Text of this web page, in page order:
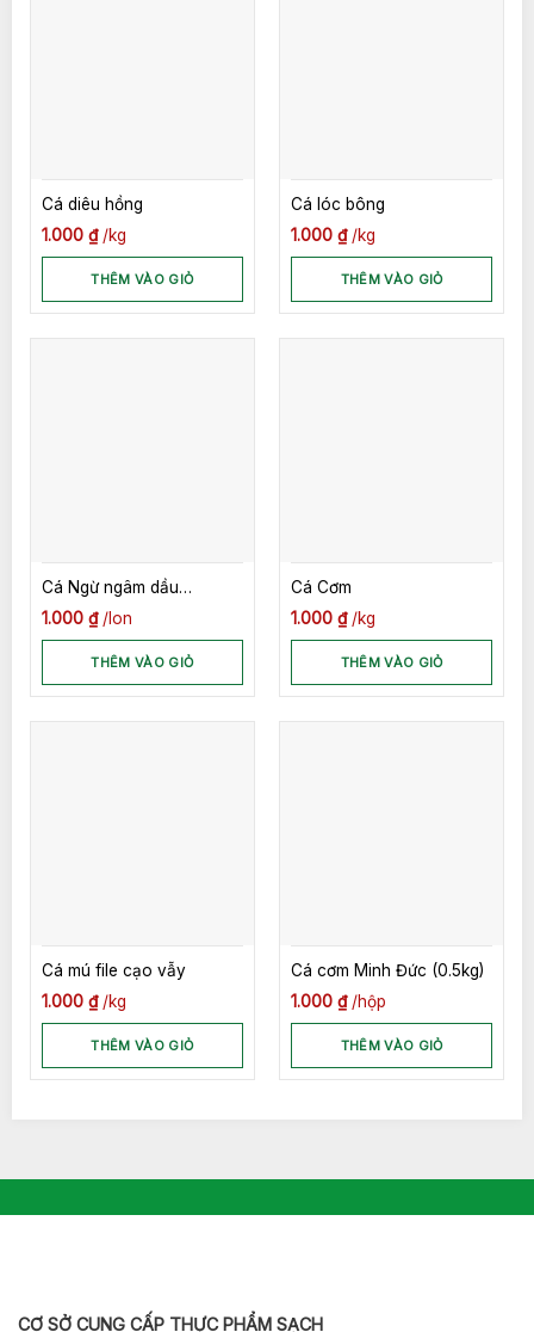
Cá diêu hồng
1.000 ₫ kg
THÊM VÀO GIỎ
Cá lóc bông
1.000 ₫ kg
THÊM VÀO GIỎ
Cá Ngừ ngâm dầu
Seaspimex 185gr
1.000 ₫ lon
THÊM VÀO GIỎ
Cá Cơm
1.000 ₫ kg
THÊM VÀO GIỎ
Cá mú file cạo vẫy
1.000 ₫ kg
THÊM VÀO GIỎ
Cá cơm Minh Đức (0.5kg)
1.000 ₫ hộp
THÊM VÀO GIỎ
CƠ SỞ CUNG CẤP THỰC PHẨM SẠCH